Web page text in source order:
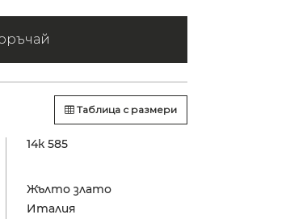
Таблица с размери
14к 585
Жълто злато
Италия